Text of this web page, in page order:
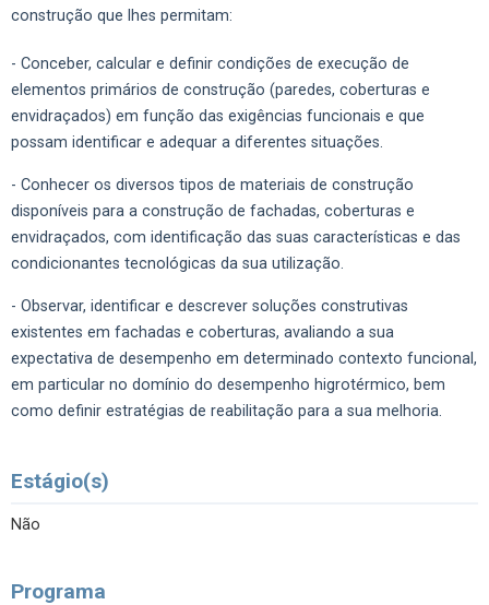
construção que lhes permitam:
- Conceber, calcular e definir condições de execução de
elementos primários de construção (paredes, coberturas e
envidraçados) em função das exigências funcionais e que
possam identificar e adequar a diferentes situações.
- Conhecer os diversos tipos de materiais de construção
disponíveis para a construção de fachadas, coberturas e
envidraçados, com identificação das suas características e das
condicionantes tecnológicas da sua utilização.
- Observar, identificar e descrever soluções construtivas
existentes em fachadas e coberturas, avaliando a sua
expectativa de desempenho em determinado contexto funcional,
em particular no domínio do desempenho higrotérmico, bem
como definir estratégias de reabilitação para a sua melhoria.
Estágio(s)
Não
Programa